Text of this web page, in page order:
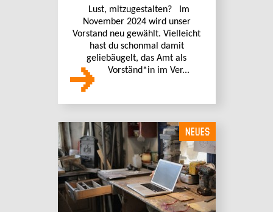
Lust, mitzugestalten? Im
November 2024 wird unser
Vorstand neu gewählt. Vielleicht
hast du schonmal damit
geliebäugelt, das Amt als
Vorständ*in im Ver...
NEUES